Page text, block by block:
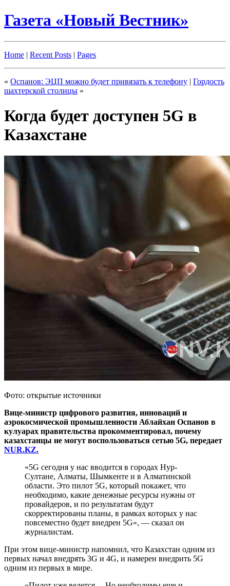
Газета «Новый Вестник»
Home | Recent Posts | Pages
« Оспанов: ЭЦП можно будет привязать к телефону | Гордость
шахтерской столицы »
Когда будет доступен 5G в
Казахстане
Фото: открытые источники
Вице-министр цифрового развития, инноваций и
аэрокосмической промышленности Аблайхан Оспанов в
кулуарах правительства прокомментировал, почему
казахстанцы не могут воспользоваться сетью 5G, передает
NUR.KZ.
«5G сегодня у нас вводится в городах Нур-
Султане, Алматы, Шымкенте и в Алматинской
области. Это пилот 5G, который покажет, что
необходимо, какие денежные ресурсы нужны от
провайдеров, и по результатам будут
скорректированы планы, в рамках которых у нас
повсеместно будет внедрен 5G», — сказал он
журналистам.
При этом вице-министр напомнил, что Казахстан одним из
первых начал внедрять 3G и 4G, и намерен внедрить 5G
одним из первых в мире.